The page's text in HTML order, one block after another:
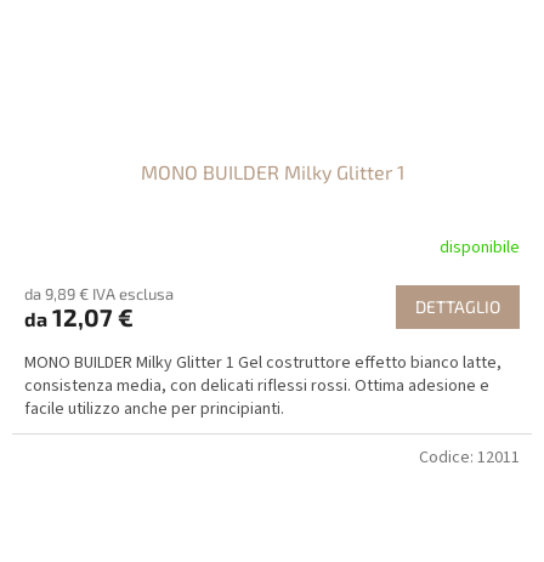
MONO BUILDER Milky Glitter 1
disponibile
da 9,89 € IVA esclusa
da 12,07 € DETTAGLIO
MONO BUILDER Milky Glitter 1 Gel costruttore effetto bianco latte,
consistenza media, con delicati riflessi rossi. Ottima adesione e
facile utilizzo anche per principianti.
Codice: 12011